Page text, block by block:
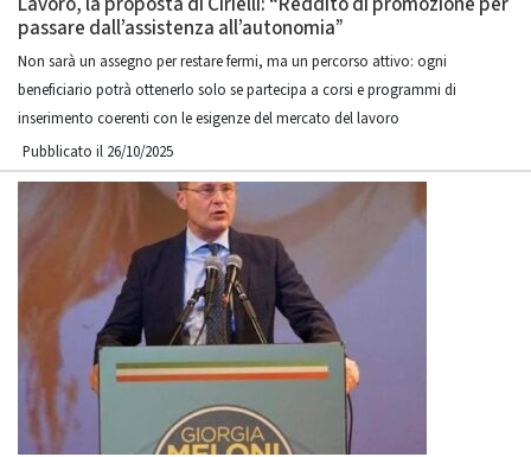
passare dall’assistenza all’autonomia”
Non sarà un assegno per restare fermi, ma un percorso attivo: ogni
beneficiario potrà ottenerlo solo se partecipa a corsi e programmi di
inserimento coerenti con le esigenze del mercato del lavoro
Pubblicato il 26/10/2025